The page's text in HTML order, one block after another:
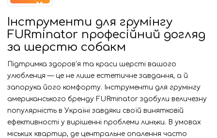
Інструменти для грумінгу
FURminator професійний догляд
за шерстю собакм
Підтримка здоров'я та краси шерсті вашого
улюбленця — це не лише естетичне завдання, а й
запорука його комфорту. Інструменти для грумінгу
американського бренду FURminator здобули величезну
популярність в Україні завдяки своїй винятковій
ефективності у вирішенні проблеми линьки. В умовах
міських квартир, де центральне опалення часто